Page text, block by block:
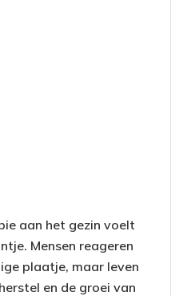
aan het gezin voelt
Mensen reageren
plaatje, maar leven
en de groei van